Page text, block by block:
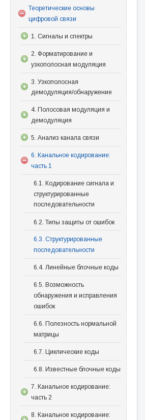
Теоретические основы
цифровой связи
1. Сигналы и спектры
2. Форматирование и
узкополосная модуляция
3. Узкополосная
демодуляция/обнаружение
4. Полосовая модуляция и
демодуляция
5. Анализ канала связи
6. Канальное кодирование:
часть 1
6.1. Кодирование сигнала и
структурированные
последовательности
6.2. Типы защиты от ошибок
6.3. Структурированные
последовательности
6.4. Линейные блочные коды
6.5. Возможность
обнаружения и исправления
ошибок
6.6. Полезность нормальной
матрицы
6.7. Циклические коды
6.8. Известные блочные коды
7. Канальное кодирование:
часть 2
8. Канальное кодирование: